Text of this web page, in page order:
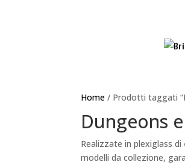
Home / Prodotti taggati
Dungeons
Realizzate in plexiglass di
modelli da collezione,